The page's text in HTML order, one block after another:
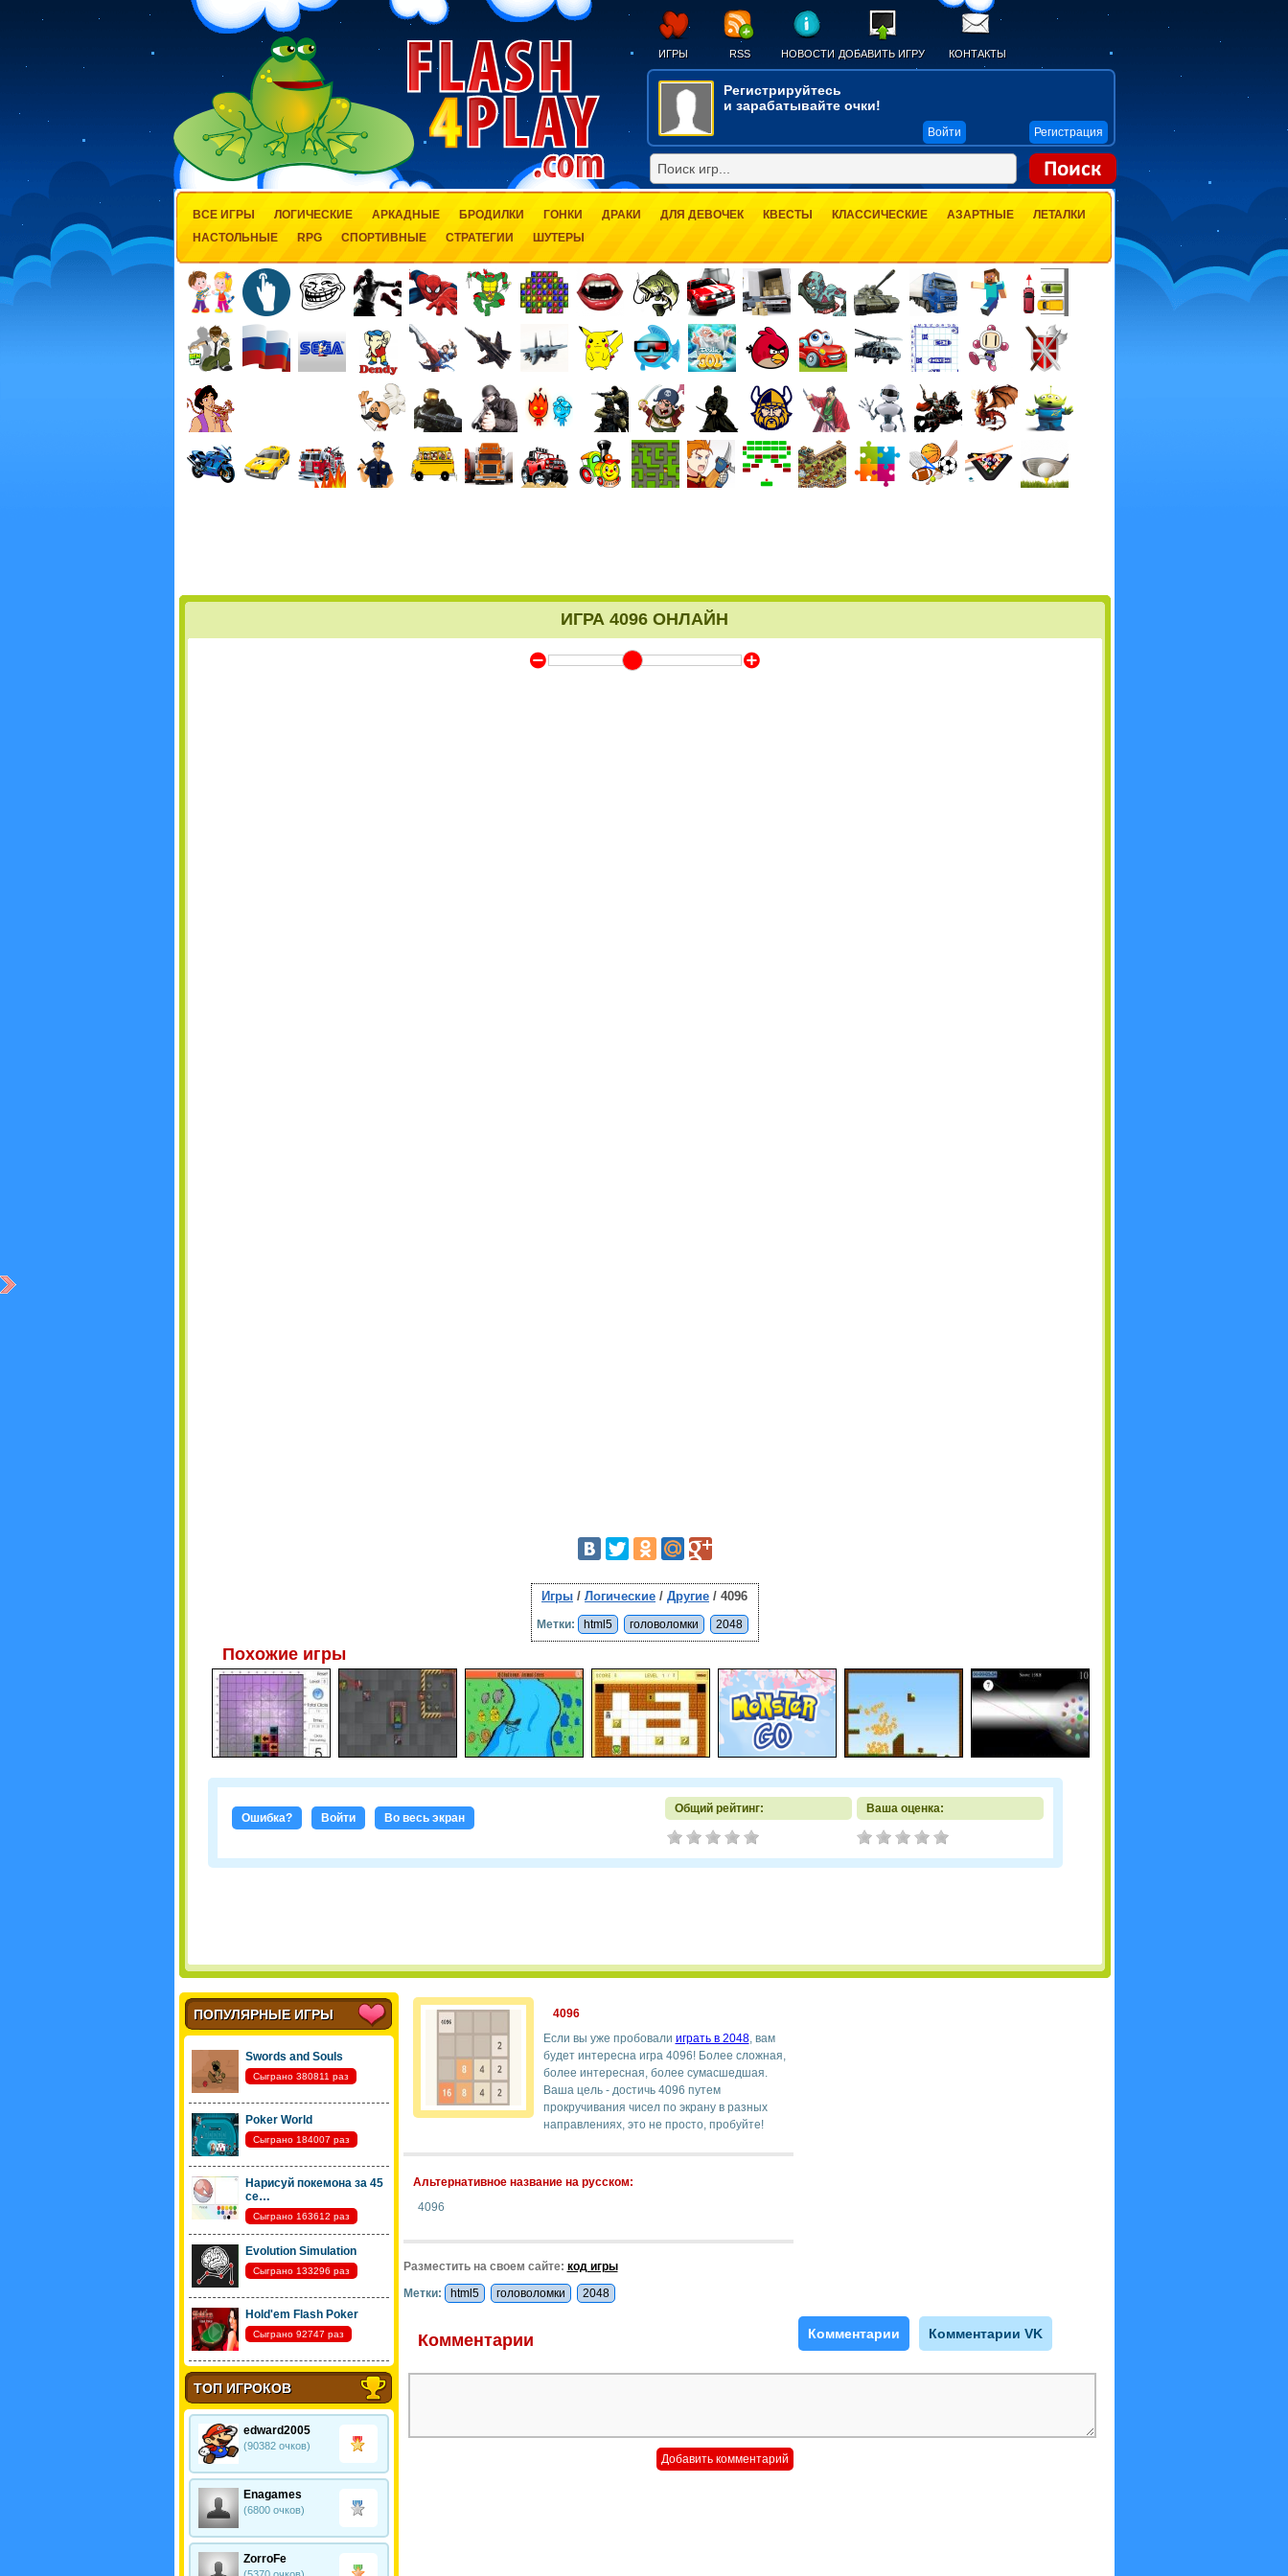
ИГРЫ RSS НОВОСТИ ДОБАВИТЬ ИГРУ КОНТАКТЫ
Регистрируйтесь
и зарабатывайте очки!
Войти Регистрация
ВСЕ ИГРЫ ЛОГИЧЕСКИЕ АРКАДНЫЕ БРОДИЛКИ ГОНКИ ДРАКИ ДЛЯ ДЕВОЧЕК КВЕСТЫ КЛАССИЧЕСКИЕ АЗАРТНЫЕ
ЛЕТАЛКИ
НАСТОЛЬНЫЕ
RPG СПОРТИВНЫЕ СТРАТЕГИИ ШУТЕРЫ
ИГРА 4096 ОНЛАЙН
Y Z
Игры / Логические / Другие / 4096
Метки: html5 головоломки 2048
Похожие игры
Ошибка? Войти Во весь экран
Общий рейтинг: Ваша оценка:
ПОПУЛЯРНЫЕ ИГРЫ
Swords and Souls
Сыграно 380811 раз
Poker World
Сыграно 184007 раз
Нарисуй покемона за 45
се…
Сыграно 163612 раз
Evolution Simulation
Сыграно 133296 раз
Hold'em Flash Poker
Сыграно 92747 раз
ТОП ИГРОКОВ
edward2005
(90382 очков)
Enagames
(6800 очков)
ZorroFe
4096
Если вы уже пробовали играть в 2048, вам
будет интересна игра 4096! Более сложная,
более интересная, более сумасшедшая.
Ваша цель - достичь 4096 путем
прокручивания чисел по экрану в разных
направлениях, это не просто, пробуйте!
Альтернативное название на русском:
4096
Разместить на своем сайте: код игры
Метки:
html5 головоломки 2048
Комментарии Комментарии Комментарии VK